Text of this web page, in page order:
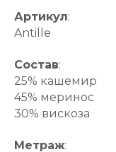
Артикул:
Antille
Состав:
25% кашемир
45% меринос
30% вискоза
Метраж: